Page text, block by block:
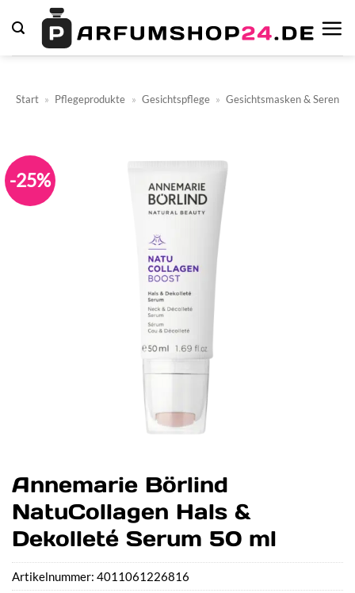
Inhalt
springen
Start » Pflegeprodukte » Gesichtspflege » Gesichtsmasken & Seren
-25%
Annemarie Börlind
NatuCollagen Hals &
Dekolleté Serum 50 ml
Artikelnummer: 4011061226816